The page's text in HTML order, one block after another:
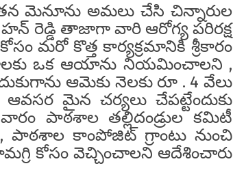
మెనూను అమలు చేసి చిన్నారుల
రెడ్డి తాజాగా వారి ఆరోగ్య పరిరక్ష
మరో కొత్త కార్యక్రమానికి శ్రీకారం
ఒక ఆయాను నియమించాలని ,
ఆమెకు నెలకు రూ . 4 వేలు
మైన చర్యలు చేపట్టేందుకు
పాఠశాల తల్లిదండ్రుల కమిటీ
కాంపోజిట్ గ్రాంటు నుంచి
కోసం వెచ్చించాలని ఆదేశించారు